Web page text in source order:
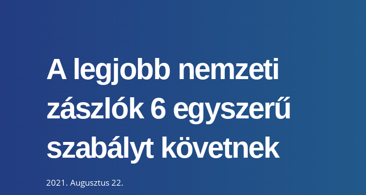
A legjobb nemzeti
zászlók 6 egyszerű
szabályt követnek
2021. Augusztus 22.